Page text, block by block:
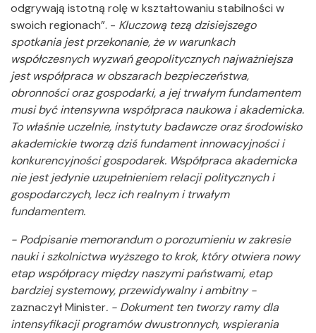
odgrywają istotną rolę w kształtowaniu stabilności w
swoich regionach”. - Kluczową tezą dzisiejszego
spotkania jest przekonanie, że w warunkach
współczesnych wyzwań geopolitycznych najważniejsza
jest współpraca w obszarach bezpieczeństwa,
obronności oraz gospodarki, a jej trwałym fundamentem
musi być intensywna współpraca naukowa i akademicka.
To właśnie uczelnie, instytuty badawcze oraz środowisko
akademickie tworzą dziś fundament innowacyjności i
konkurencyjności gospodarek. Współpraca akademicka
nie jest jedynie uzupełnieniem relacji politycznych i
gospodarczych, lecz ich realnym i trwałym
fundamentem.
- Podpisanie memorandum o porozumieniu w zakresie
nauki i szkolnictwa wyższego to krok, który otwiera nowy
etap współpracy między naszymi państwami, etap
bardziej systemowy, przewidywalny i ambitny -
zaznaczył Minister. - Dokument ten tworzy ramy dla
intensyfikacji programów dwustronnych, wspierania